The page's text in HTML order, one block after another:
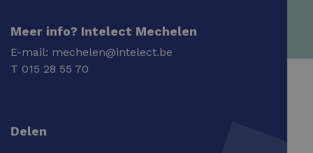
Meer info? Intelect Mechelen
E-mail: mechelen@intelect.be
T 015 28 55 70
Delen